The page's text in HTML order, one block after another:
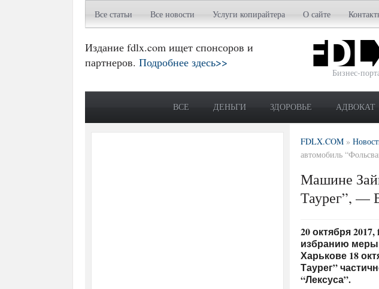
Все статьи Все новости Услуги копирайтера О сайте
Издание fdlx.com ищет спонсоров и
партнеров. Подробнее здесь>>
Бизнес-
ВСЕ ДЕНЬГИ ЗДОРОВЬЕ АДВОКАТ
FDLX.COM »
автомобиль
Машине
Таурег”, —
20 октября
избранию
Харькове 18
Таурег”
“Лексуса”.